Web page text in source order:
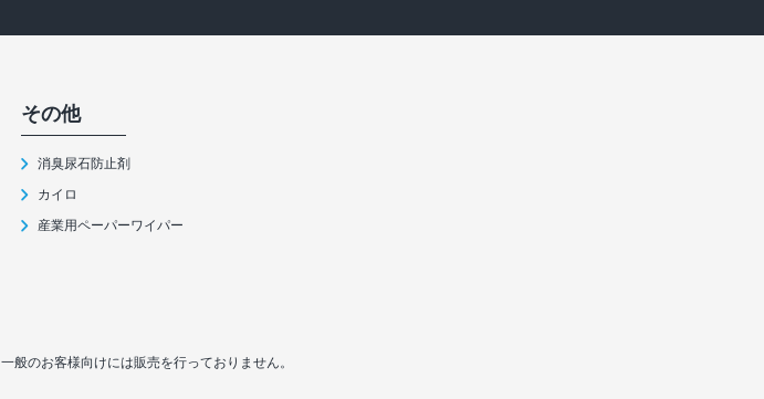
その他
消臭尿石防止剤
カイロ
産業用ペーパーワイパー
一般のお客様向けには販売を行っておりません。